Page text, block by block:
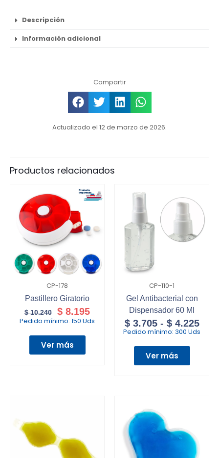
Descripción
Información adicional
Compartir
Actualizado el 12 de marzo de 2026.
Productos relacionados
CP-178
Pastillero Giratorio
$10.240 $ 8.195
Pedido mínimo: 150 Uds
Ver más
CP-110-1
Gel Antibacterial con
Dispensador 60 Ml
$3.705 - $4.225
Pedido mínimo: 300 Uds
Ver más